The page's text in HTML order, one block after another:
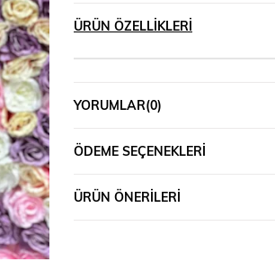
ÜRÜN ÖZELLIKLERI
YORUMLAR(0)
ÖDEME SEÇENEKLERI
ÜRÜN ÖNERILERI